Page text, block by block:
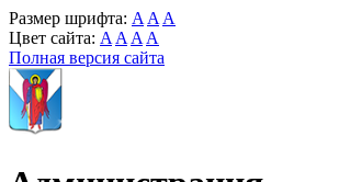
Размер шрифта: A A A
Цвет сайта: A A A A
Полная версия сайта